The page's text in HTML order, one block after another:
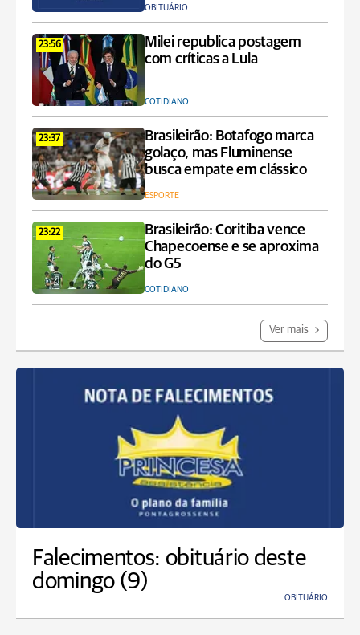
OBITUÁRIO
23:56
Milei republica postagem
com críticas a Lula
COTIDIANO
23:37
Brasileirão: Botafogo marca
golaço, mas Fluminense
busca empate em clássico
ESPORTE
23:22
Brasileirão: Coritiba vence
Chapecoense e se aproxima
do G5
COTIDIANO
Ver mais
Falecimentos: obituário deste
domingo (9)
OBITUÁRIO